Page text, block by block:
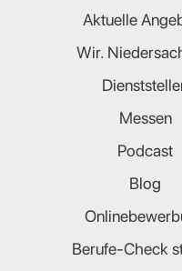
Aktuelle
Wir.
Messen
Podcast
Blog
Berufe-Check